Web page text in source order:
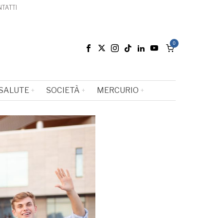
0
SOCIETÀ MERCURIO